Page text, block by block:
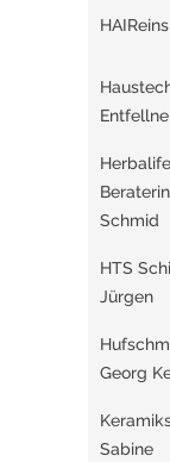
Schmid
HTS
Jürgen
Georg
Sabine